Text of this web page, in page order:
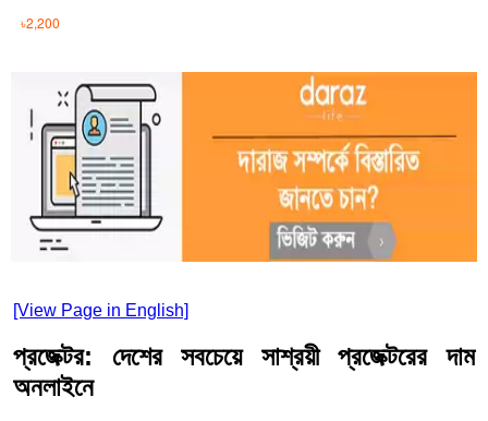
৳2,200
[View Page in English]
প্রজেক্টর: দেশের সবচেয়ে সাশ্রয়ী প্রজেক্টরের দাম
অনলাইনে